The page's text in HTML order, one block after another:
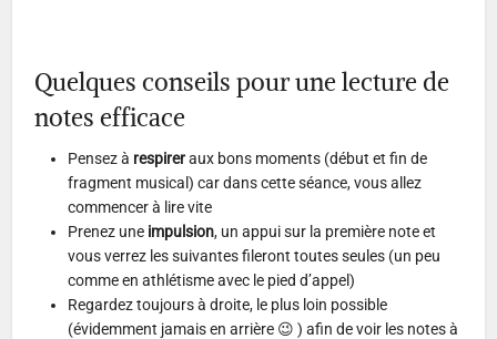
Quelques conseils pour une lecture de
notes efficace
Pensez à respireraux bons moments (début et fin de
fragment musical) car dans cette séance, vous allez
commencer à lire vite
Prenez une impulsion, un appui sur la première note et
vous verrez les suivantes fileront toutes seules (un peu
comme en athlétisme avec le pied d’appel)
Regardez toujours à droite, le plus loin possible
(évidemment jamais en arrière 😉 ) afin de voir les notes à